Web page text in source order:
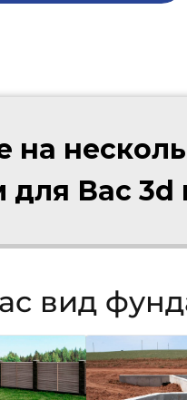
на
для Вас
вид